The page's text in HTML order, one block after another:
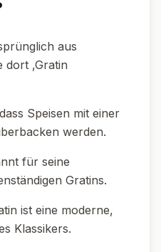
trockener
oder
Blattsalat mit
servieren
Gebratener